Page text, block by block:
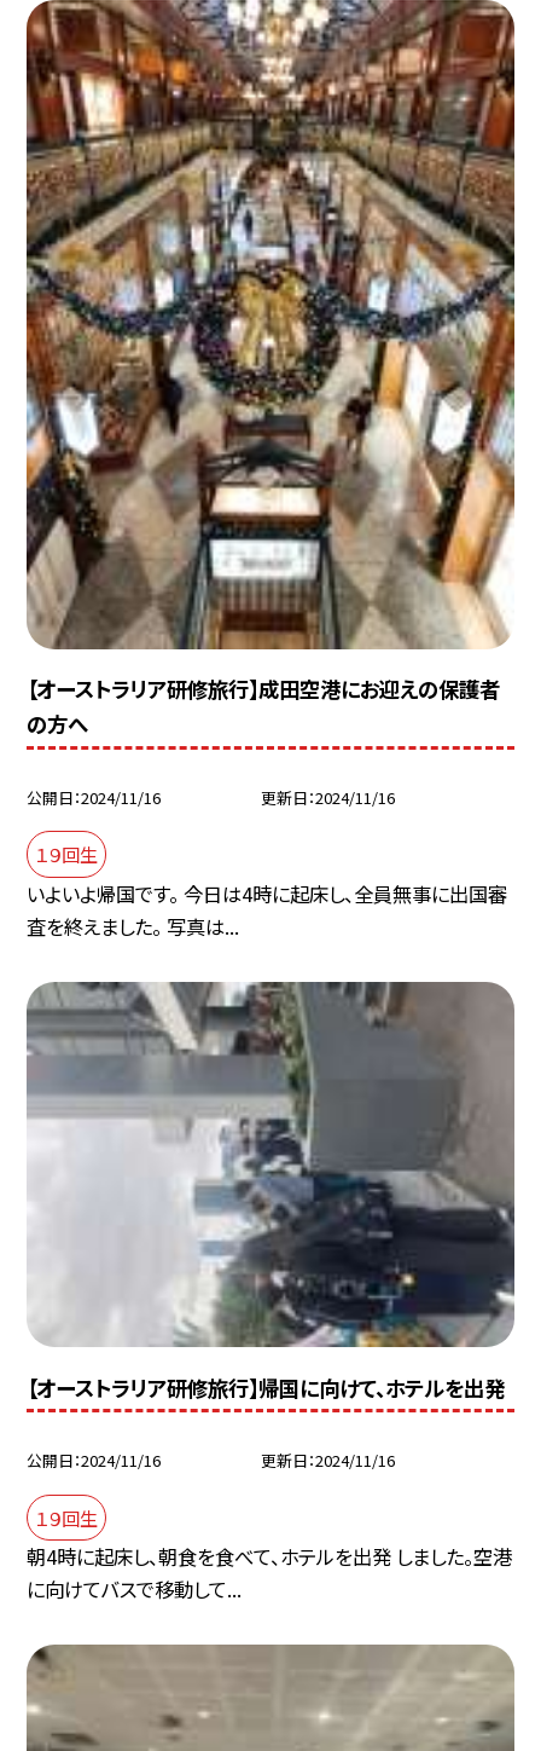
【オーストラリア研修旅行】成田空港にお迎えの保護者
の方へ
公開日 2024/11/16 更新日 2024/11/16
１９回生
いよいよ帰国です。 今日は4時に起床し、全員無事に出国審
査を終えました。 写真は...
【オーストラリア研修旅行】帰国に向けて、ホテルを出発
公開日 2024/11/16 更新日 2024/11/16
１９回生
朝4時に起床し、朝食を食べて、ホテルを出発 しました。空港
に向けてバスで移動して...